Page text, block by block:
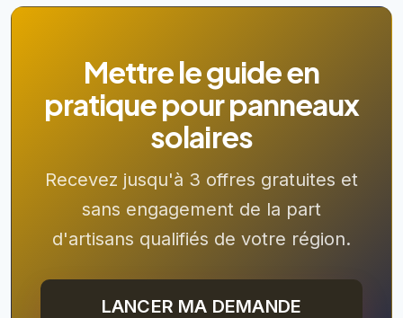
Mettre le guide en
pratique pour panneaux
solaires
Recevez jusqu'à 3 offres gratuites et
sans engagement de la part
d'artisans qualifiés de votre région.
LANCER MA DEMANDE